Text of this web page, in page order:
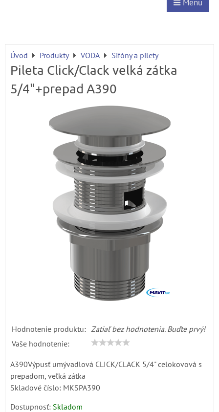
Menu
Úvod Produkty VODA Sifóny a pilety
Pileta Click/Clack velká zátka
5/4"+prepad A390
Hodnotenie produktu: Zatiaľ bez hodnotenia. Buďte prvý!
Vaše hodnotenie:
A390Výpusť umývadlová CLICK/CLACK 5/4" celokovová s
prepadom, veľká zátka
Skladové číslo: MKSPA390
Dostupnosť: Skladom